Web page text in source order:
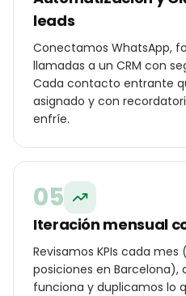
leads
Conectamos WhatsApp,
llamadas a un CRM con
Cada contacto entrante
asignado y con
enfríe.
05
Iteración mensual
Revisamos KPIs cada mes
posiciones en Barcelona),
funciona y duplicamos lo